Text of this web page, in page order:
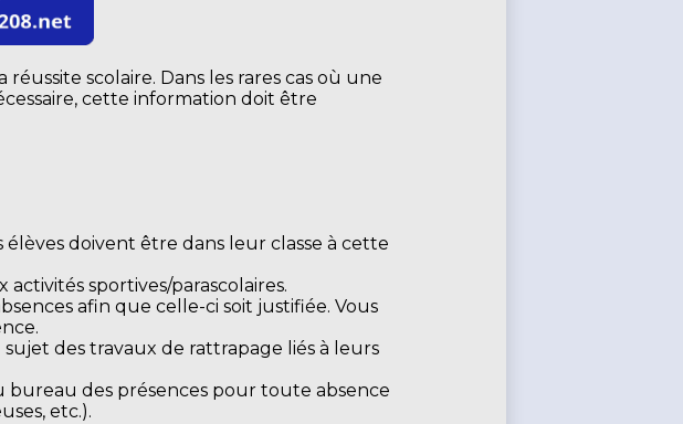
scolaire. Dans les rares cas où une
cette information doit être
élèves doivent être dans leur classe à cette
sportives/parascolaires.
afin que celle-ci soit justifiée. Vous
des travaux de rattrapage liés à leurs
des présences pour toute absence
etc.).